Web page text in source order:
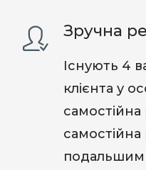
Зручна
Існують 4
клієнта у
самостійна
самостійна